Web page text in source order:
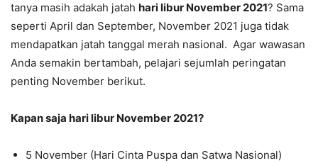
tanya masih adakah jatah hari libur November 2021? Sama
seperti April dan September, November 2021 juga tidak
mendapatkan jatah tanggal merah nasional. Agar wawasan
Anda semakin bertambah, pelajari sejumlah peringatan
penting November berikut.
Kapan saja hari libur November 2021?
5 November (Hari Cinta Puspa dan Satwa Nasional)